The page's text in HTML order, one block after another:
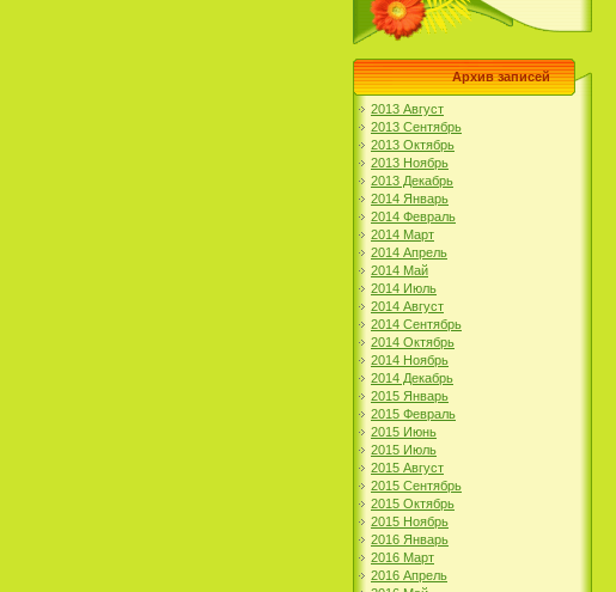
Архив записей
2013 Август
2013 Сентябрь
2013 Октябрь
2013 Ноябрь
2013 Декабрь
2014 Январь
2014 Февраль
2014 Март
2014 Апрель
2014 Май
2014 Июль
2014 Август
2014 Сентябрь
2014 Октябрь
2014 Ноябрь
2014 Декабрь
2015 Январь
2015 Февраль
2015 Июнь
2015 Июль
2015 Август
2015 Сентябрь
2015 Октябрь
2015 Ноябрь
2016 Январь
2016 Март
2016 Апрель